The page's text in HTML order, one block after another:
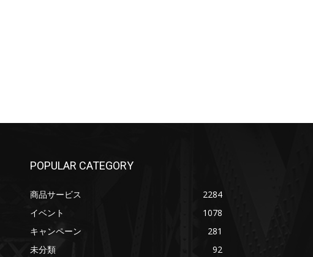
POPULAR CATEGORY
商品サービス
2284
イベント
1078
キャンペーン
281
未分類
92